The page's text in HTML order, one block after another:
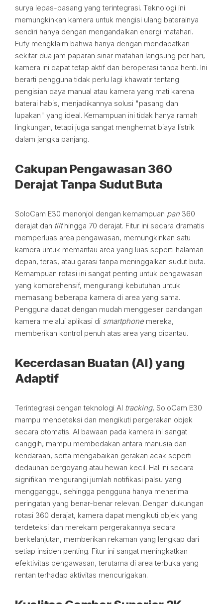
surya lepas-pasang yang terintegrasi. Teknologi ini
memungkinkan kamera untuk mengisi ulang baterainya
sendiri hanya dengan mengandalkan energi matahari.
Eufy mengklaim bahwa hanya dengan mendapatkan
sekitar dua jam paparan sinar matahari langsung per hari,
kamera ini dapat tetap aktif dan beroperasi tanpa henti. Ini
berarti pengguna tidak perlu lagi khawatir tentang
pengisian daya manual atau kamera yang mati karena
baterai habis, menjadikannya solusi "pasang dan
lupakan" yang ideal. Kemampuan ini tidak hanya ramah
lingkungan, tetapi juga sangat menghemat biaya listrik
dalam jangka panjang.
Cakupan Pengawasan 360
Derajat Tanpa Sudut Buta
SoloCam E30 menonjol dengan kemampuan pan 360
derajat dan tilthingga 70 derajat. Fitur ini secara dramatis
memperluas area pengawasan, memungkinkan satu
kamera untuk memantau area yang luas seperti halaman
depan, teras, atau garasi tanpa meninggalkan sudut buta.
Kemampuan rotasi ini sangat penting untuk pengawasan
yang komprehensif, mengurangi kebutuhan untuk
memasang beberapa kamera di area yang sama.
Pengguna dapat dengan mudah menggeser pandangan
kamera melalui aplikasi di smartphonemereka,
memberikan kontrol penuh atas area yang dipantau.
Kecerdasan Buatan (AI) yang
Adaptif
Terintegrasi dengan teknologi AI tracking, SoloCam E30
mampu mendeteksi dan mengikuti pergerakan objek
secara otomatis. AI bawaan pada kamera ini sangat
canggih, mampu membedakan antara manusia dan
kendaraan, serta mengabaikan gerakan acak seperti
dedaunan bergoyang atau hewan kecil. Hal ini secara
signifikan mengurangi jumlah notifikasi palsu yang
mengganggu, sehingga pengguna hanya menerima
peringatan yang benar-benar relevan. Dengan dukungan
rotasi 360 derajat, kamera dapat mengikuti objek yang
terdeteksi dan merekam pergerakannya secara
berkelanjutan, memberikan rekaman yang lengkap dari
setiap insiden penting. Fitur ini sangat meningkatkan
efektivitas pengawasan, terutama di area terbuka yang
rentan terhadap aktivitas mencurigakan.